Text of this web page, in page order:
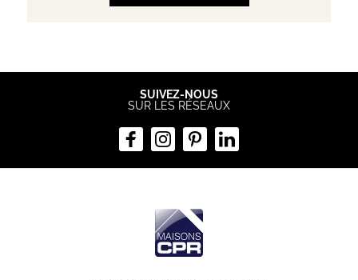
SUIVEZ-NOUS
SUR LES RÉSEAUX